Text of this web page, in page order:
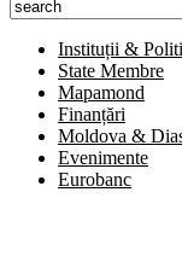
Instituții &
State Membre
Mapamond
Finanțări
Moldova &
Evenimente
Eurobanc